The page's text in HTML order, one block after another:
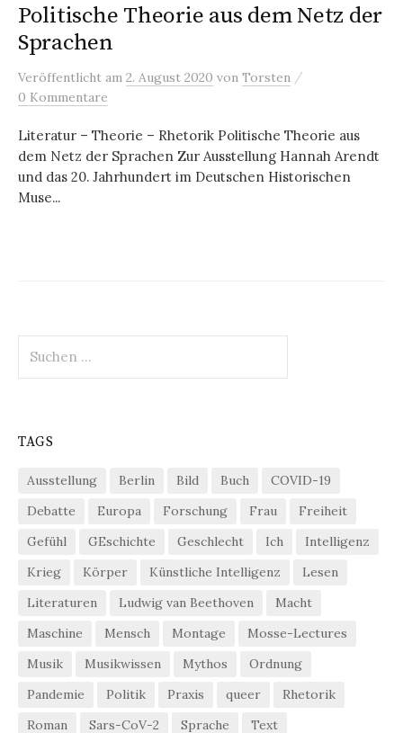
Politische Theorie aus dem Netz der
Sprachen
Veröffentlicht am 2. August 2020 von Torsten /
0 Kommentare
Literatur – Theorie – Rhetorik Politische Theorie aus
dem Netz der Sprachen Zur Ausstellung Hannah Arendt
und das 20. Jahrhundert im Deutschen Historischen
Muse...
nach:
TAGS
Ausstellung Berlin Bild Buch
COVID-19
Debatte
Europa Forschung Frau
Freiheit
Gefühl
GEschichte Geschlecht Ich
Intelligenz
Krieg
Körper Künstliche Intelligenz
Lesen
Literaturen
Ludwig van Beethoven
Macht
Maschine
Mensch Montage
Mosse-Lectures
Musik
Musikwissen Mythos
Ordnung
Pandemie
Politik Praxis queer
Rhetorik
Roman
Sars-CoV-2 Sprache Text